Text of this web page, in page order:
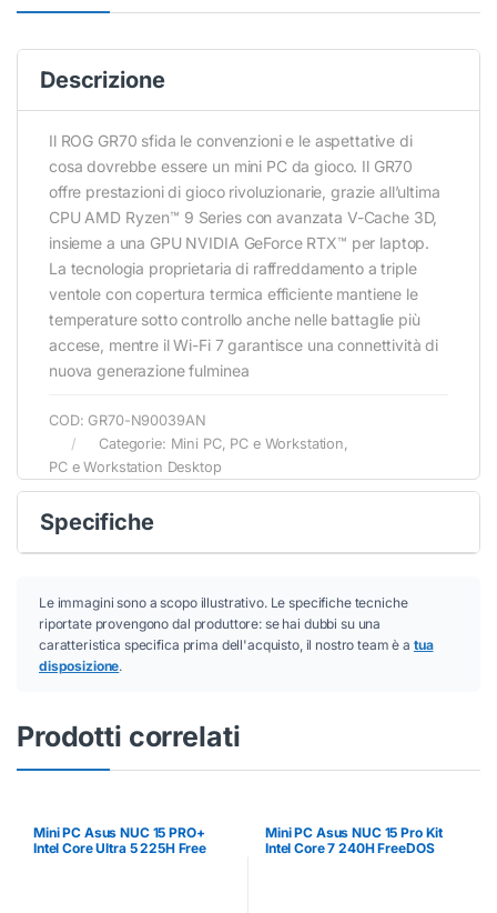
Descrizione
Il ROG GR70 sfida le convenzioni e le aspettative di
cosa dovrebbe essere un mini PC da gioco. Il GR70
offre prestazioni di gioco rivoluzionarie, grazie all’ultima
CPU AMD Ryzen™ 9 Series con avanzata V-Cache 3D,
insieme a una GPU NVIDIA GeForce RTX™ per laptop.
La tecnologia proprietaria di raffreddamento a triple
ventole con copertura termica efficiente mantiene le
temperature sotto controllo anche nelle battaglie più
accese, mentre il Wi-Fi 7 garantisce una connettività di
nuova generazione fulminea
COD: GR70-N90039AN
Categorie: Mini PC, PC e Workstation
PC e Workstation Desktop
Specifiche
Le immagini sono a scopo illustrativo. Le specifiche tecniche
riportate provengono dal produttore: se hai dubbi su una
caratteristica specifica prima dell'acquisto, il nostro team è a tua
disposizione.
Prodotti correlati
Mini PC Asus NUC 15 PRO+
Intel Core Ultra 5 225H Free
Mini PC Asus NUC 15 Pro Kit
Intel Core 7 240H FreeDOS